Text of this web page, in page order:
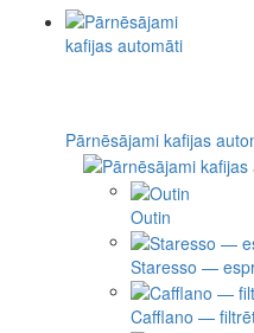
Pārnēsājami kafijas
Outin
Staresso —
Cafflano —